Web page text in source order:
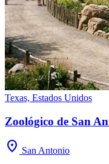
Texas, Estados Unidos
Zoológico de San
location_on San Antonio